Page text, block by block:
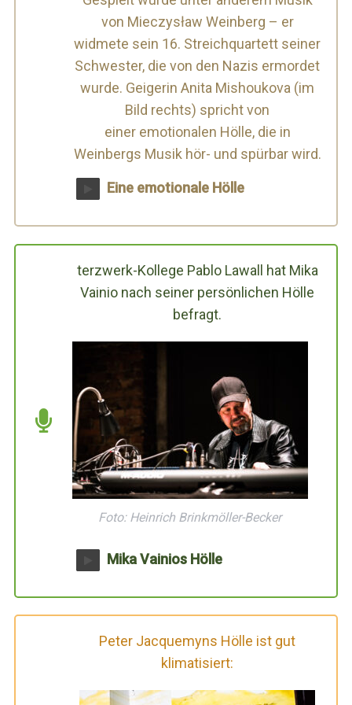
von Mieczysław Weinberg – er
widmete sein 16. Streichquartett seiner
Schwester, die von den Nazis ermordet
wurde. Geigerin Anita Mishoukova (im
Bild rechts) spricht von
einer emotionalen Hölle, die in
Weinbergs Musik hör- und spürbar wird.
Eine emotionale Hölle
terzwerk-Kollege Pablo Lawall hat Mika
Vainio nach seiner persönlichen Hölle
befragt.
Foto: Heinrich Brinkmöller-Becker
Mika Vainios Hölle
Peter Jacquemyns Hölle ist gut
klimatisiert: